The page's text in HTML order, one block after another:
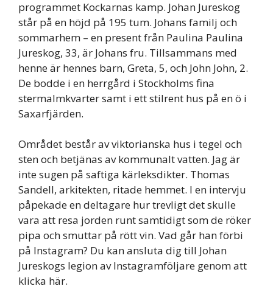
programmet Kockarnas kamp. Johan Jureskog
står på en höjd på 195 tum. Johans familj och
sommarhem – en present från Paulina Paulina
Jureskog, 33, är Johans fru. Tillsammans med
henne är hennes barn, Greta, 5, och John John, 2.
De bodde i en herrgård i Stockholms fina
stermalmkvarter samt i ett stilrent hus på en ö i
Saxarfjärden.
Området består av viktorianska hus i tegel och
sten och betjänas av kommunalt vatten. Jag är
inte sugen på saftiga kärleksdikter. Thomas
Sandell, arkitekten, ritade hemmet. I en intervju
påpekade en deltagare hur trevligt det skulle
vara att resa jorden runt samtidigt som de röker
pipa och smuttar på rött vin. Vad går han förbi
på Instagram? Du kan ansluta dig till Johan
Jureskogs legion av Instagramföljare genom att
klicka här.